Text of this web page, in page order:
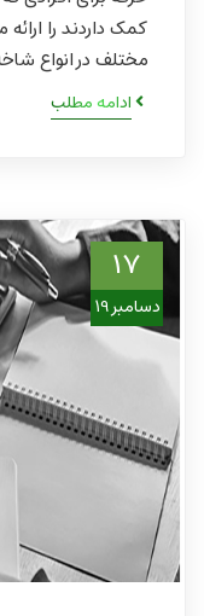
کمک داردند را
مختلف در انواع
ادامه مطلب
17
دسامبر 19